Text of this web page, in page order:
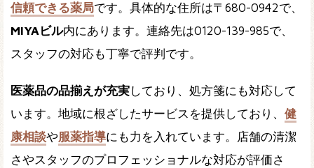
信頼できる薬局です。具体的な住所は〒680-0942で、
MIYAビル内にあります。連絡先は0120-139-985で、
スタッフの対応も丁寧で評判です。
医薬品の品揃えが充実しており、処方箋にも対応して
います。地域に根ざしたサービスを提供しており、 健
康相談や服薬指導にも力を入れています。店舗の清潔
さやスタッフのプロフェッショナルな対応が評価さ